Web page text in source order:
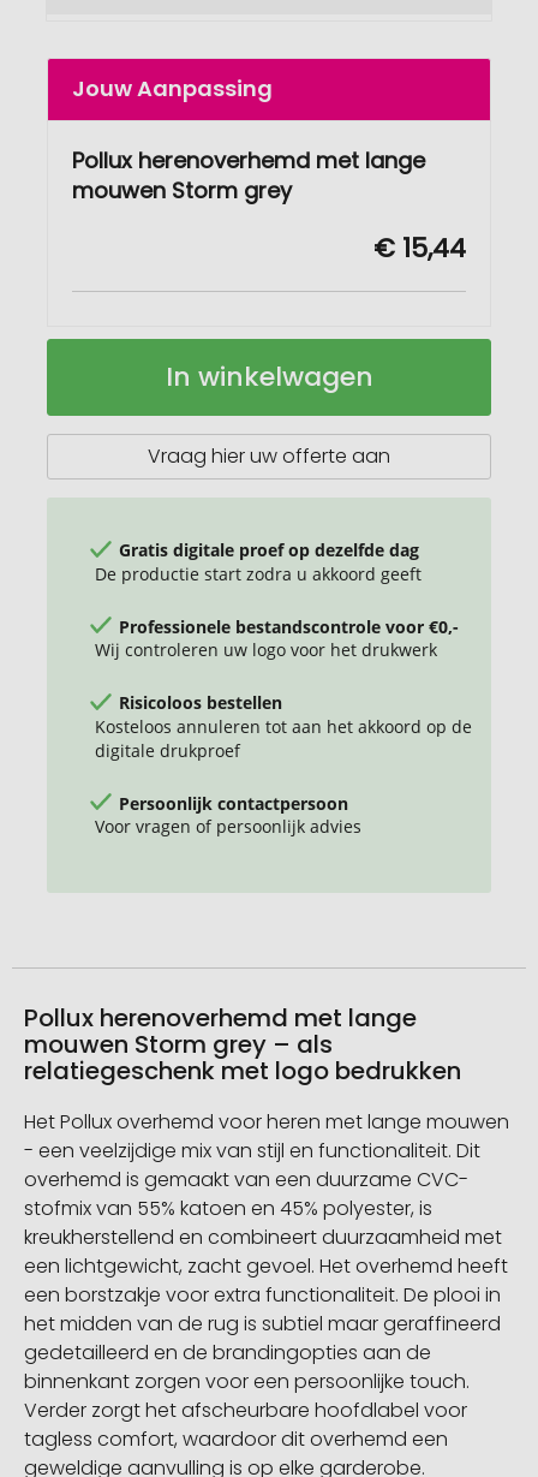
Jouw Aanpassing
Pollux herenoverhemd met lange
mouwen Storm grey
€ 15,44
herenoverhemd
lange
In winkelwagen
Vraag hier uw offerte aan
Gratis digitale proef op dezelfde dag
De productie start zodra u akkoord geeft
Professionele bestandscontrole voor €0,-
Wij controleren uw logo voor het drukwerk
Risicoloos bestellen
Kosteloos annuleren tot aan het akkoord op de
digitale drukproef
Persoonlijk contactpersoon
Voor vragen of persoonlijk advies
Pollux herenoverhemd met lange
mouwen Storm grey – als
relatiegeschenk met logo bedrukken
Het Pollux overhemd voor heren met lange mouwen
- een veelzijdige mix van stijl en functionaliteit. Dit
overhemd is gemaakt van een duurzame CVC-
stofmix van 55% katoen en 45% polyester, is
kreukherstellend en combineert duurzaamheid met
een lichtgewicht, zacht gevoel. Het overhemd heeft
een borstzakje voor extra functionaliteit. De plooi in
het midden van de rug is subtiel maar geraffineerd
gedetailleerd en de brandingopties aan de
binnenkant zorgen voor een persoonlijke touch.
Verder zorgt het afscheurbare hoofdlabel voor
tagless comfort, waardoor dit overhemd een
geweldige aanvulling is op elke garderobe.